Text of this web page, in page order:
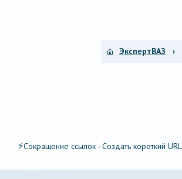
ЭкспертВАЗ ›
⚡Сокращение ссылок - Создать короткий URL